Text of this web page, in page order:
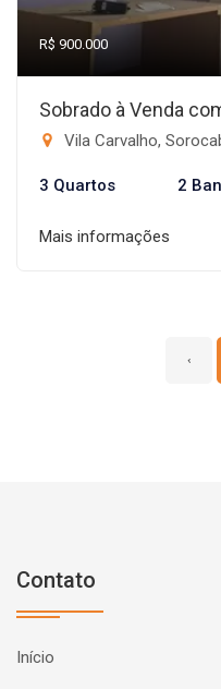
R$ 900.000
Sobrado à Venda
Vila Carvalho,
3 Quartos 2
Mais informações
‹
Contato
Início